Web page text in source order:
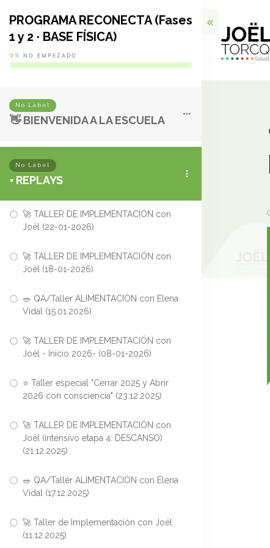
PROGRAMA RECONECTA (Fases
1 y 2 · BASE FÍSICA)
0% NO EMPEZADO
No Label
👋 BIENVENIDA A LA ESCUELA
No Label
▪️ REPLAYS
🚀 TALLER DE IMPLEMENTACIÓN con
Joël (22-01-2026)
🚀 TALLER DE IMPLEMENTACIÓN con
Joël (18-01-2026)
🥗 QA/Taller ALIMENTACIÓN con Elena
Vidal (15.01.2026)
🚀 TALLER DE IMPLEMENTACIÓN con
Joël - Inicio 2026- (08-01-2026)
⭐ Taller especial "Cerrar 2025 y Abrir
2026 con consciencia" (23.12.2025)
🚀 TALLER DE IMPLEMENTACIÓN con
Joël (intensivo etapa 4: DESCANSO)
(21.12.2025)
🥗 QA/Taller ALIMENTACIÓN con Elena
Vidal (17.12.2025)
🚀 Taller de Implementación con Joël
(11.12.2025)